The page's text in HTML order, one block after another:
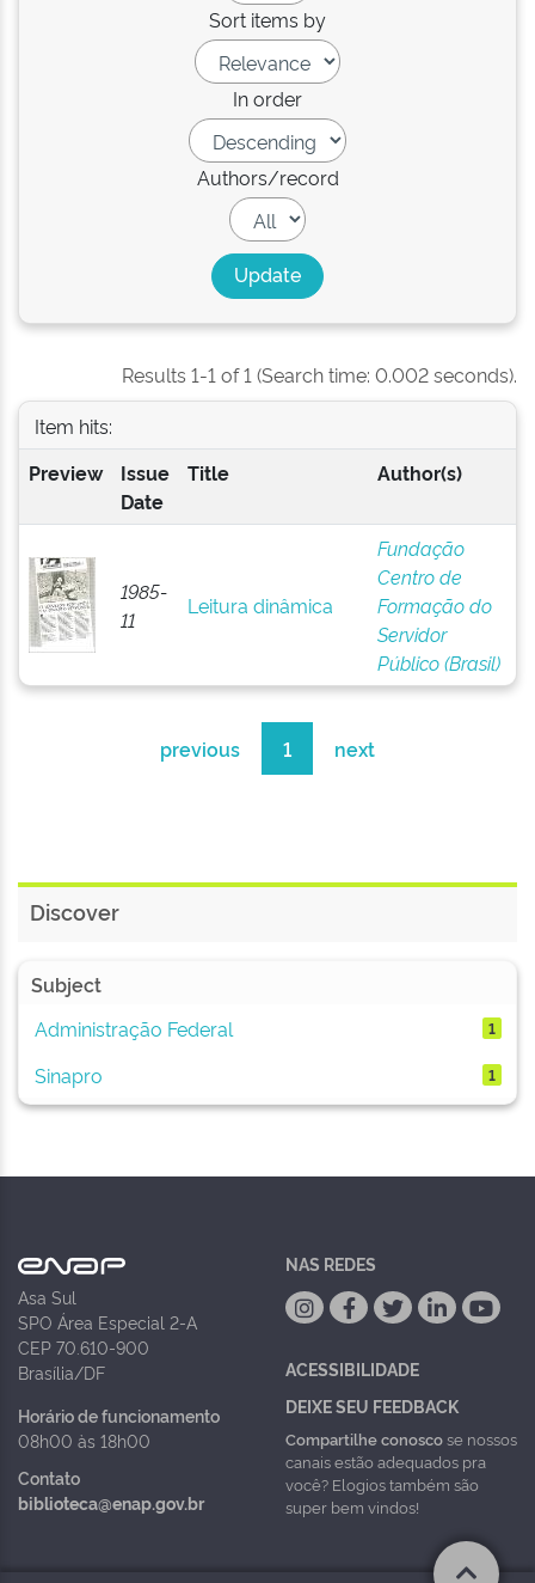
Sort items by
In order
Authors/record
Results 1-1 of 1 (Search time: 0.002 seconds).
Item hits:
Preview
Issue
Date
Title Author(s)
1985-
11
Leitura dinâmica
Fundação
Centro de
Formação do
Servidor
Público (Brasil)
previous 1 next
Discover
Subject
Administração Federal
1
Sinapro 1
Asa Sul
SPO Área Especial 2-A
CEP 70.610-900
Brasília/DF
Horário de funcionamento
08h00 às 18h00
Contato
biblioteca@enap.gov.br
NAS REDES
ACESSIBILIDADE
DEIXE SEU FEEDBACK
Compartilhe conoscose nossos
canais estão adequados pra
você? Elogios também são
super bem vindos!